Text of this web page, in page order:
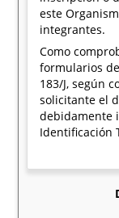
este
integrantes.
Como
formularios
183/J, según
solicitante el
debidamente
Identificación